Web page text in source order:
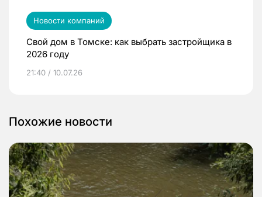
Новости компаний
Свой дом в Томске: как выбрать застройщика в
2026 году
21:40 / 10.07.26
Похожие новости